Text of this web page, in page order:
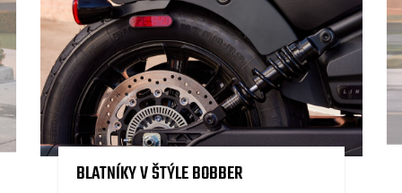
BLATNÍKY V ŠTÝLE BOBBER